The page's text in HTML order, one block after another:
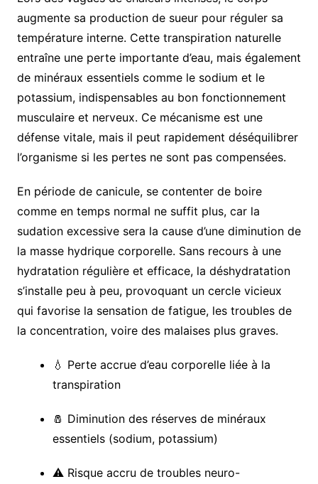
augmente sa production de sueur pour réguler sa
température interne. Cette transpiration naturelle
entraîne une perte importante d’eau, mais également
de minéraux essentiels comme le sodium et le
potassium, indispensables au bon fonctionnement
musculaire et nerveux. Ce mécanisme est une
défense vitale, mais il peut rapidement déséquilibrer
l’organisme si les pertes ne sont pas compensées.
En période de canicule, se contenter de boire
comme en temps normal ne suffit plus, car la
sudation excessive sera la cause d’une diminution de
la masse hydrique corporelle. Sans recours à une
hydratation régulière et efficace, la déshydratation
s’installe peu à peu, provoquant un cercle vicieux
qui favorise la sensation de fatigue, les troubles de
la concentration, voire des malaises plus graves.
💧 Perte accrue d’eau corporelle liée à la
transpiration
🧂 Diminution des réserves de minéraux
essentiels (sodium, potassium)
⚠️ Risque accru de troubles neuro-